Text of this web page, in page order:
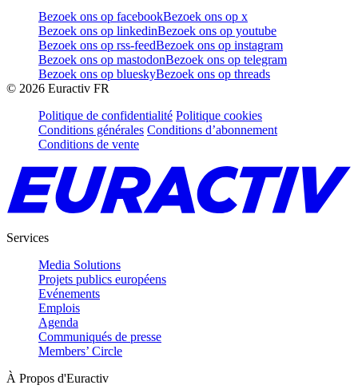
Bezoek ons op facebookBezoek ons op x
Bezoek ons op linkedinBezoek ons op youtube
Bezoek ons op rss-feedBezoek ons op instagram
Bezoek ons op mastodonBezoek ons op telegram
Bezoek ons op blueskyBezoek ons op threads
© 2026 Euractiv FR
Politique de confidentialité Politique cookies
Conditions générales Conditions d’abonnement
Conditions de vente
Services
Media Solutions
Projets publics européens
Evénements
Emplois
Agenda
Communiqués de presse
Members’ Circle
À Propos d'Euractiv